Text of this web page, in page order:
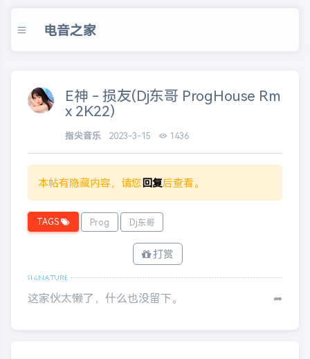
电音之家
E神 - 损友(Dj东哥 ProgHouse Rm
x 2K22)
指尖音乐 2023-3-15 1436
本帖有隐藏内容，请您回复后查看。
TAGS Prog Dj东哥
打赏
这家伙太懒了，什么也没留下。 ➦